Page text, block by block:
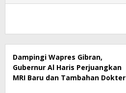
Dampingi Wapres Gibran,
Gubernur Al Haris Perjuangkan
MRI Baru dan Tambahan Dokter